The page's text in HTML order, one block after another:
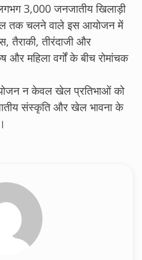
3,000 जनजातीय खिलाड़ी
तक चलने वाले इस आयोजन में
तैराकी, तीरंदाजी और
महिला वर्गों के बीच रोमांचक
न केवल खेल प्रतिभाओं को
संस्कृति और खेल भावना के